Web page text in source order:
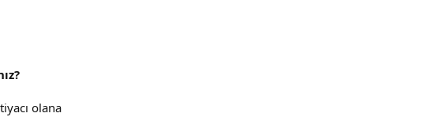
olana